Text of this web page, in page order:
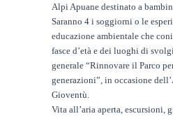
Alpi Apuane destinato a
Saranno 4 i soggiorni o le
educazione ambientale che
fasce d’età e dei luoghi di
generale “Rinnovare il Parco
generazioni”, in occasione
Gioventù.
Vita all’aria aperta, escursioni,